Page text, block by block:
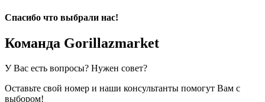
Спасибо что выбрали нас!
Команда Gorillazmarket
У Вас есть вопросы? Нужен совет?
Оставьте свой номер и наши консультанты помогут Вам с
выбором!